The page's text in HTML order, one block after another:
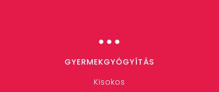
…
GYERMEKGYÓGYÍTÁS
Kisokos